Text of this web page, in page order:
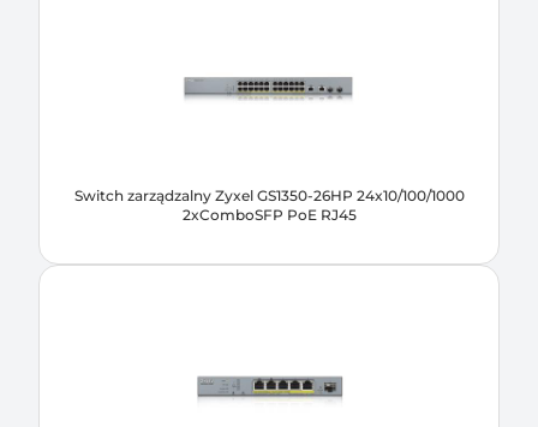
Switch zarządzalny Zyxel GS1350-26HP 24x10/100/1000
2xComboSFP PoE RJ45